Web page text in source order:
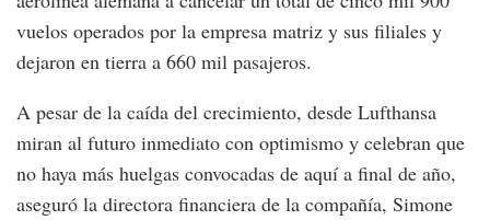
vuelos operados por la empresa matriz y sus filiales y
dejaron en tierra a 660 mil pasajeros.
A pesar de la caída del crecimiento, desde Lufthansa
miran al futuro inmediato con optimismo y celebran que
no haya más huelgas convocadas de aquí a final de año,
aseguró la directora financiera de la compañía, Simone